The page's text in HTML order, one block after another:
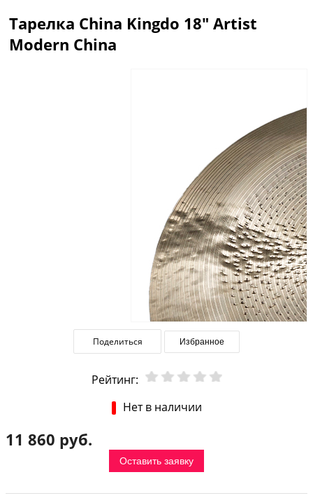
Тарелка China Kingdo 18" Artist
Modern China
Поделиться Избранное
Рейтинг:
Нет в наличии
11 860 руб.
Оставить заявку